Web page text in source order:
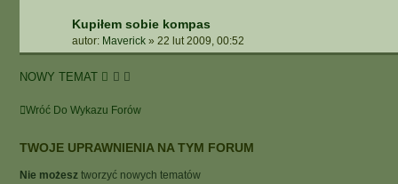
Kupiłem sobie kompas
autor: Maverick » 22 lut 2009, 00:52
NOWY TEMAT
Wróć Do Wykazu Forów
TWOJE UPRAWNIENIA NA TYM FORUM
Nie możesz tworzyć nowych tematów